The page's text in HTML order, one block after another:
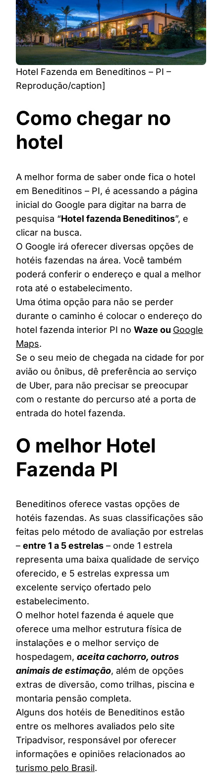
Hotel Fazenda em Beneditinos – PI –
Reprodução/caption]
Como chegar no
hotel
A melhor forma de saber onde fica o hotel
em Beneditinos – PI, é acessando a página
inicial do Google para digitar na barra de
pesquisa “Hotel fazenda Beneditinos”, e
clicar na busca.
O Google irá oferecer diversas opções de
hotéis fazendas na área. Você também
poderá conferir o endereço e qual a melhor
rota até o estabelecimento.
Uma ótima opção para não se perder
durante o caminho é colocar o endereço do
hotel fazenda interior PI no Waze ou Google
Maps.
Se o seu meio de chegada na cidade for por
avião ou ônibus, dê preferência ao serviço
de Uber, para não precisar se preocupar
com o restante do percurso até a porta de
entrada do hotel fazenda.
O melhor Hotel
Fazenda PI
Beneditinos oferece vastas opções de
hotéis fazendas. As suas classificações são
feitas pelo método de avaliação por estrelas
– entre 1 a 5 estrelas – onde 1 estrela
representa uma baixa qualidade de serviço
oferecido, e 5 estrelas expressa um
excelente serviço ofertado pelo
estabelecimento.
O melhor hotel fazenda é aquele que
oferece uma melhor estrutura física de
instalações e o melhor serviço de
hospedagem, aceita cachorro, outros
animais de estimação, além de opções
extras de diversão, como trilhas, piscina e
montaria pensão completa.
Alguns dos hotéis de Beneditinos estão
entre os melhores avaliados pelo site
Tripadvisor, responsável por oferecer
informações e opiniões relacionados ao
turismo pelo Brasil.